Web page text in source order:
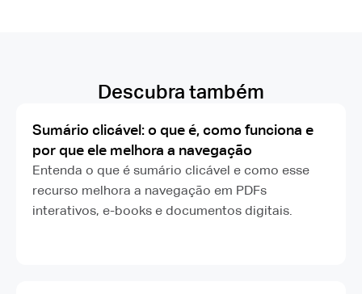
Descubra também
Sumário clicável: o que é, como funciona e
por que ele melhora a navegação
Entenda o que é sumário clicável e como esse
recurso melhora a navegação em PDFs
interativos, e-books e documentos digitais.